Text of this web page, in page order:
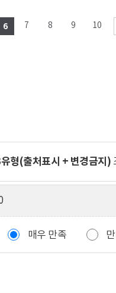
6 7 8 9 10
형(출처표시 + 변경금지)
매우 만족